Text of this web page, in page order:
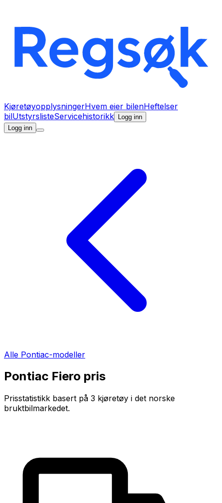
KjøretøyopplysningerHvem eier bilenHeftelser
bilUtstyrslisteServicehistorikk Logg inn
Logg inn
Alle Pontiac-modeller
Pontiac Fiero pris
Prisstatistikk basert på 3 kjøretøy i det norske
bruktbilmarkedet.